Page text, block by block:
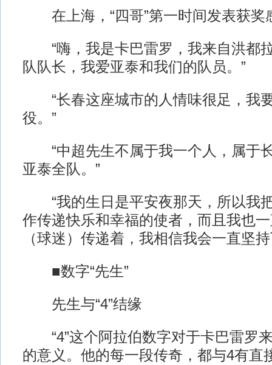
在上海，“四哥”第一时间发表获
“嗨，我是卡巴雷罗，我来自洪都
队队长，我爱亚泰和我们的队员。”
“长春这座城市的人情味很足，我
役。”
“中超先生不属于我一个人，属于
亚泰全队。”
“我的生日是平安夜那天，所以我
作传递快乐和幸福的使者，而且我也
（球迷）传递着，我相信我会一直坚
■数字“先生”
先生与“4”结缘
“4”这个阿拉伯数字对于卡巴雷罗
的意义。他的每一段传奇，都与4有直